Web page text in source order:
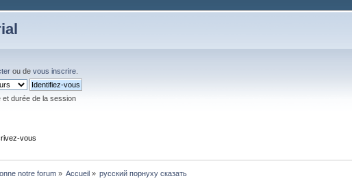
ou devous inscrire
et durée de la session
vous
notre forum» Accueil » русский порнуху сказать